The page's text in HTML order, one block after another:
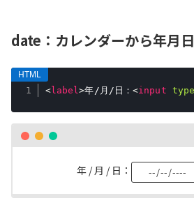
date：カレンダーから年月
<label>年/月/日：<input
年 / 月 / 日：